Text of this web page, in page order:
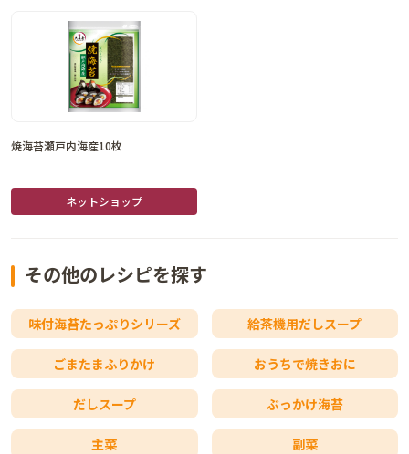
焼海苔瀬戸内海産10枚
ネットショップ
その他のレシピを探す
味付海苔たっぷりシリーズ 給茶機用だしスープ
ごまたまふりかけ おうちで焼きおに
だしスープ ぶっかけ海苔
主菜 副菜